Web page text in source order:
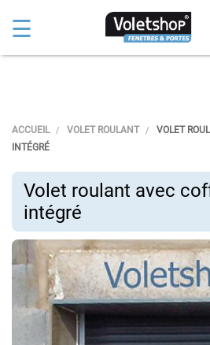
Basculer
la
☰
ACCUEIL VOLET ROULANT
VOLET
INTÉGRÉ
Volet roulant avec
intégré